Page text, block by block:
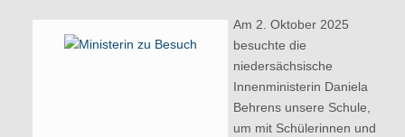
Am 2. Oktober 2025
besuchte die
niedersächsische
Innenministerin Daniela
Behrens unsere Schule,
um mit Schülerinnen und